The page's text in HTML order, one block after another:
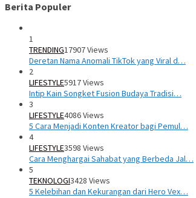
Berita Populer
1
TRENDING17907 Views
Deretan Nama Anomali TikTok yang Viral d…
2
LIFESTYLE5917 Views
Intip Kain Songket Fusion Budaya Tradisi…
3
LIFESTYLE4086 Views
5 Cara Menjadi Konten Kreator bagi Pemul…
4
LIFESTYLE3598 Views
Cara Menghargai Sahabat yang Berbeda Jal…
5
TEKNOLOGI3428 Views
5 Kelebihan dan Kekurangan dari Hero Vex…